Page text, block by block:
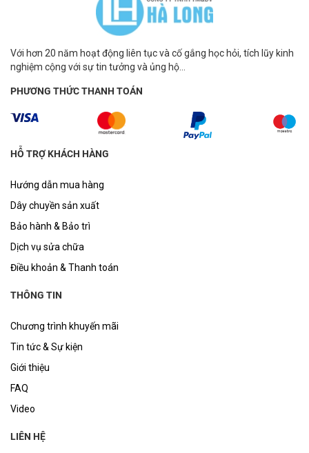
Với hơn 20 năm hoạt động liên tục và cố gắng học hỏi, tích lũy kinh
nghiệm cộng với sự tin tưởng và ủng hộ...
PHƯƠNG THỨC THANH TOÁN
HỖ TRỢ KHÁCH HÀNG
Hướng dẫn mua hàng
Dây chuyền sản xuất
Bảo hành & Bảo trì
Dịch vụ sửa chữa
Điều khoản & Thanh toán
THÔNG TIN
Chương trình khuyến mãi
Tin tức & Sự kiện
Giới thiệu
FAQ
Video
LIÊN HỆ